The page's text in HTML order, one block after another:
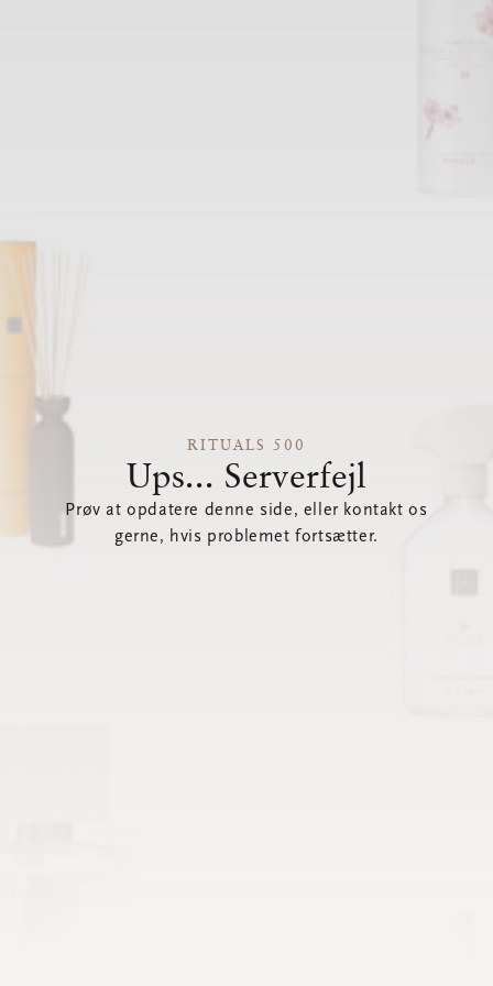
RITUALS 500
Ups... Serverfejl
Prøv at opdatere denne side, eller kontakt os
gerne, hvis problemet fortsætter.